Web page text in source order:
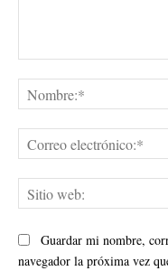
Guardar mi nombre,
navegador la próxima vez